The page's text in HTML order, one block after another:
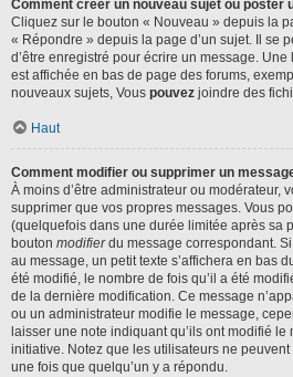
Comment créer un nouveau sujet ou poster
Cliquez sur le bouton « Nouveau » depuis la
« Répondre » depuis la page d’un sujet. Il se
d’être enregistré pour écrire un message.
est affichée en bas de page des forums,
nouveaux sujets, Vous pouvez joindre des
Haut
Comment modifier ou supprimer un
À moins d’être administrateur ou modérateur,
supprimer que vos propres messages. Vous
(quelquefois dans une durée limitée après sa
bouton modifierdu message correspondant.
au message, un petit texte s’affichera en bas
été modifié, le nombre de fois qu’il a été
de la dernière modification. Ce message
ou un administrateur modifie le message,
laisser une note indiquant qu’ils ont modifié
initiative. Notez que les utilisateurs ne
une fois que quelqu’un y a répondu.